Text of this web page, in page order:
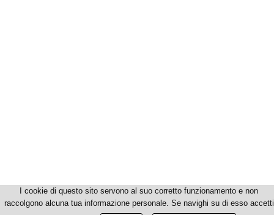
I cookie di questo sito servono al suo corretto funzionamento e non
raccolgono alcuna tua informazione personale. Se navighi su di esso accetti